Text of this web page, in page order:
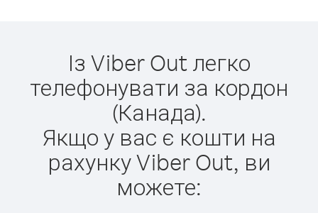
Із Viber Out легко
телефонувати за кордон
(Канада).
Якщо у вас є кошти на
рахунку Viber Out, ви
можете: